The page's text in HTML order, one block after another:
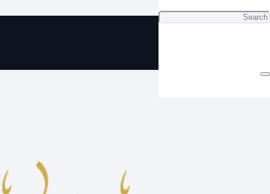
مسباح تراب كهرب ناعم